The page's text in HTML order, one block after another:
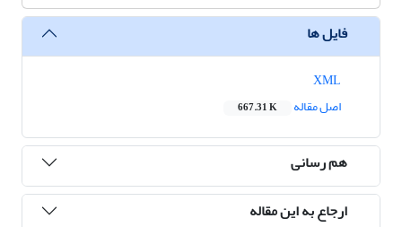
فایل ها
اصل مقاله
667.31 K
هم رسانی
ارجاع به این مقاله